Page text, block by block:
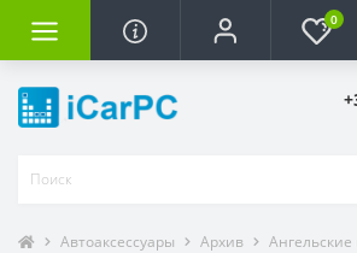
0
Автоаксессуары Архив Ангельские